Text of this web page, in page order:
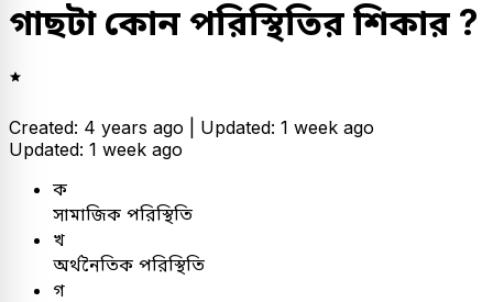
গাছটা কোন পরিস্থিতির শিকার ?
Created: 4 years ago | Updated: 1 week ago
Updated: 1 week ago
ক
সামাজিক পরিস্থিতি
খ
অর্থনৈতিক পরিস্থিতি
গ